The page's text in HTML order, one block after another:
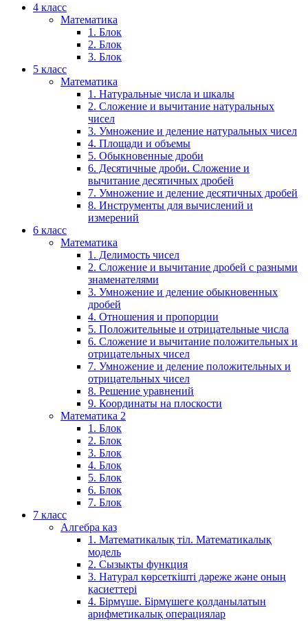
4 класс
Математика
1. Блок
2. Блок
3. Блок
5 класс
Математика
1. Натуральные числа и шкалы
2. Сложение и вычитание натуральных
чисел
3. Умножение и деление натуральных чисел
4. Площади и объемы
5. Обыкновенные дроби
6. Десятичные дроби. Сложение и
вычитание десятичных дробей
7. Умножение и деление десятичных дробей
8. Инструменты для вычислений и
измерений
6 класс
Математика
1. Делимость чисел
2. Сложение и вычитание дробей с разными
знаменателями
3. Умножение и деление обыкновенных
дробей
4. Отношения и пропорции
5. Положительные и отрицательные числа
6. Сложение и вычитание положительных и
отрицательных чисел
7. Умножение и деление положительных и
отрицательных чисел
8. Решение уравнений
9. Координаты на плоскости
Математика 2
1. Блок
2. Блок
3. Блок
4. Блок
5. Блок
6. Блок
7. Блок
7 класс
Алгебра каз
1. Математикалық тіл. Математикалық
модель
2. Сызықты функция
3. Натурал көрсеткішті дәреже және оның
қасиеттері
4. Бірмүше. Бірмүшеге қолданылатын
арифметикалық операциялар